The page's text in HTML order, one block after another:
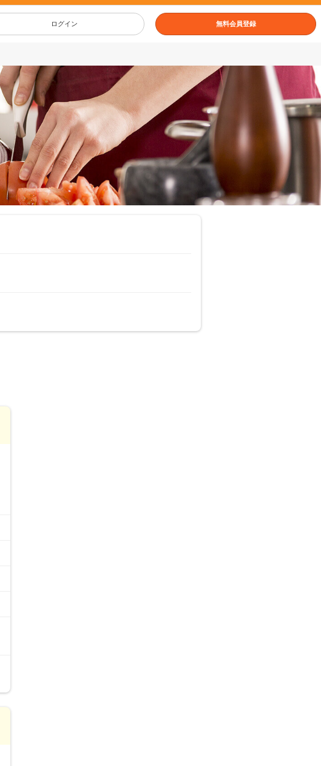
ログイン 無料会員登録